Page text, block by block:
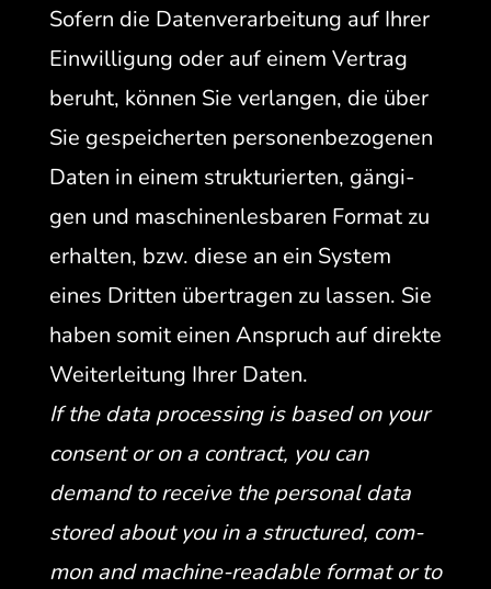
Sofern die Daten­ver­ar­beitung auf Ihrer
Ein­willi­gung oder auf einem Ver­trag
beruht, kön­nen Sie ver­lan­gen, die über
Sie gespe­icherten per­so­n­en­be­zo­ge­nen
Dat­en in einem struk­turi­erten, gängi­
gen und maschi­nen­les­baren For­mat zu
erhal­ten, bzw. diese an ein Sys­tem
eines Drit­ten über­tra­gen zu lassen. Sie
haben somit einen Anspruch auf direk­te
Weit­er­leitung Ihrer Dat­en.
If the data pro­cess­ing is based on your
con­sent or on a con­tract, you can
demand to receive the per­son­al data
stored about you in a struc­tured, com­
mon and machine-read­able for­mat or to